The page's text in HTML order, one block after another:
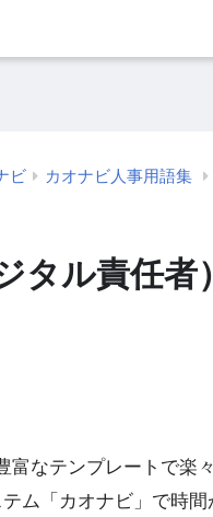
ビ カオナビ人事用語集
タル責任
富なテンプレートで楽
ム「カオナビ」で時